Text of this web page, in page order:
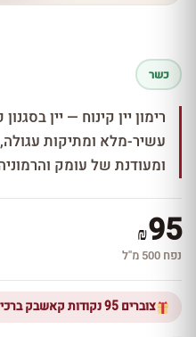
כשר
רימון יין קינוח — יין
עשיר-מלא ומתיקות
ומעודנת של עומק
₪95
נפח 500 מ''ל
צוברים 95 נקודות קאשבק ברכישת מוצר זה